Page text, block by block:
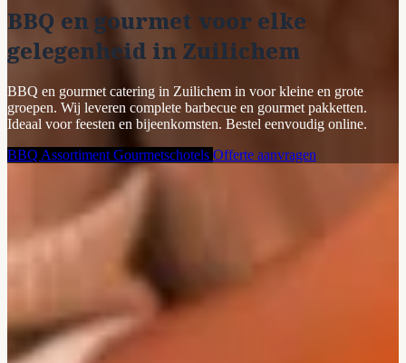
BBQ en gourmet voor elke
gelegenheid in Zuilichem
BBQ en gourmet catering in Zuilichem in voor kleine en grote
groepen. Wij leveren complete barbecue en gourmet pakketten.
Ideaal voor feesten en bijeenkomsten. Bestel eenvoudig online.
BBQ Assortiment Gourmetschotels Offerte aanvragen